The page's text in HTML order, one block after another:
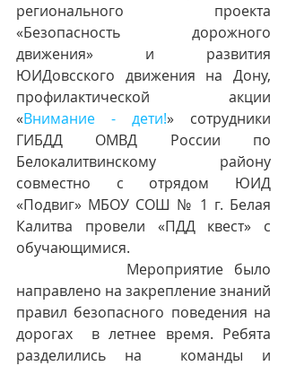
регионального проекта
«Безопасность дорожного
движения» и развития
ЮИДовсского движения на Дону,
профилактической акции
«Внимание - дети!» сотрудники
ГИБДД ОМВД России по
Белокалитвинскому району
совместно с отрядом ЮИД
«Подвиг» МБОУ СОШ № 1 г. Белая
Калитва провели «ПДД квест» с
обучающимися.
направлено на закрепление знаний
правил безопасного поведения на
дорогах  в летнее время. Ребята
разделились на  команды и